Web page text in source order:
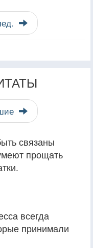
связаны
прощать
всегда
принимали